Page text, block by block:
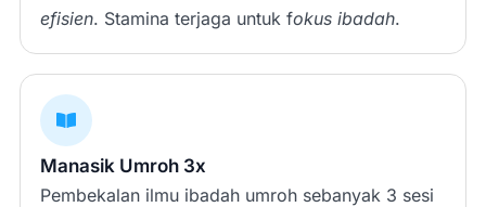
efisien. Stamina terjaga untuk fokus ibadah.
Manasik Umroh 3x
Pembekalan ilmu ibadah umroh sebanyak 3 sesi